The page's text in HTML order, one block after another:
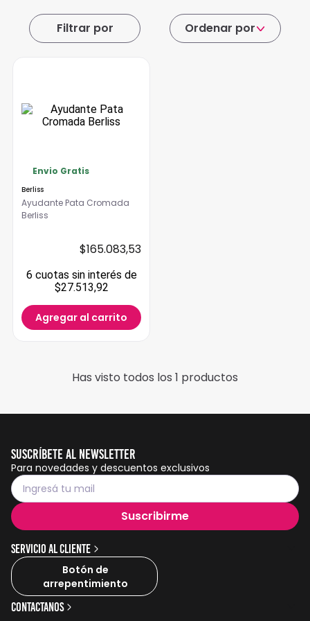
Ordenar por
Envio Gratis
Berliss
Ayudante Pata Cromada
Berliss
$165.083,53
6 cuotas sin interés de
$27.513,92
Agregar al carrito
Has visto todos los 1 productos
Suscríbete al Newsletter
Para novedades y descuentos exclusivos
Suscribirme
Servicio al cliente
Botón de
arrepentimiento
Contactanos